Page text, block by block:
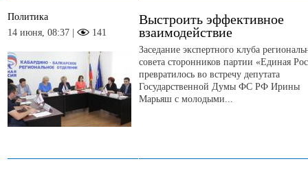
Политика
14 июня, 08:37 |
141
Выстроить эффективное
взаимодействие
Заседание экспертного клуба
совета сторонников партии «Единая
превратилось во встречу депутата
Государственной Думы ФС РФ Ирины
Марьяш с молодыми...